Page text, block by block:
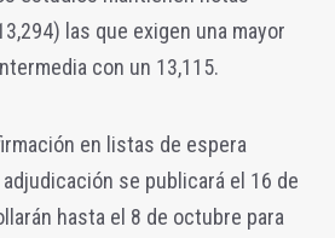
las que exigen una mayor
con un 13,115.
en listas de espera
adjudicación se publicará el 16 de
hasta el 8 de octubre para